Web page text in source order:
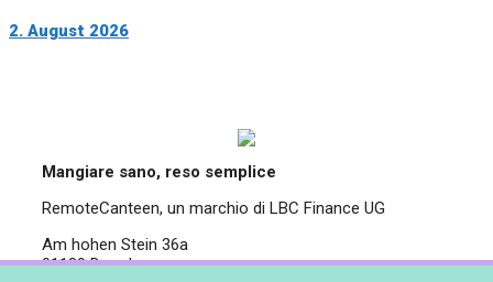
2. August 2026
Mangiare sano, reso semplice
RemoteCanteen, un marchio di LBC Finance UG
Am hohen Stein 36a
01189 Dresden
ricette, il sostituto più vicino a HelloFresh
vicino al formato HelloFresh
MAIO Cooking Box: piatti gourmet pronti in
NutriBees: pasti pronti bilanciati in